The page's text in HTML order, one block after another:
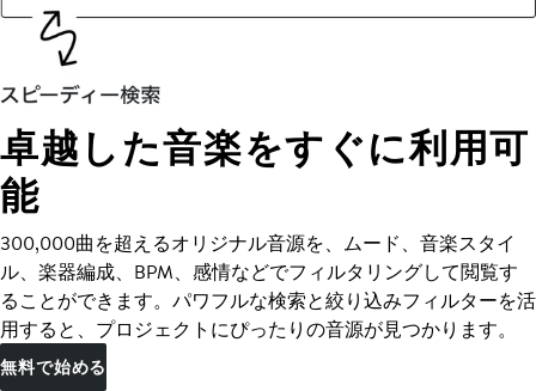
卓越した音楽をすぐに利用可
能
300,000曲を超えるオリジナル音源を、ムード、音楽スタイ
ル、楽器編成、BPM、感情などでフィルタリングして閲覧す
ることができます。パワフルな検索と絞り込みフィルターを活
用すると、プロジェクトにぴったりの音源が見つかります。
無料で始める